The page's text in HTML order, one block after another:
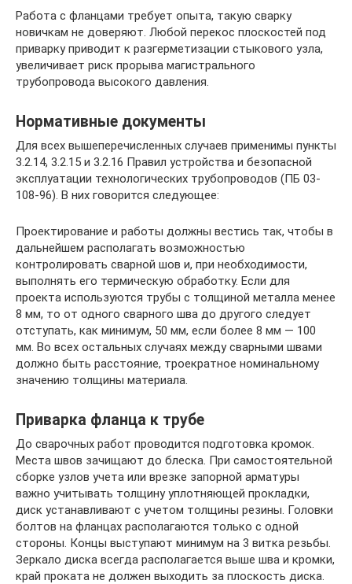
Работа с фланцами требует опыта, такую сварку
новичкам не доверяют. Любой перекос плоскостей под
приварку приводит к разгерметизации стыкового узла,
увеличивает риск прорыва магистрального
трубопровода высокого давления.
Нормативные документы
Для всех вышеперечисленных случаев применимы пункты
3.2.14, 3.2.15 и 3.2.16 Правил устройства и безопасной
эксплуатации технологических трубопроводов (ПБ 03-
108-96). В них говорится следующее:
Проектирование и работы должны вестись так, чтобы в
дальнейшем располагать возможностью
контролировать сварной шов и, при необходимости,
выполнять его термическую обработку. Если для
проекта используются трубы с толщиной металла менее
8 мм, то от одного сварного шва до другого следует
отступать, как минимум, 50 мм, если более 8 мм — 100
мм. Во всех остальных случаях между сварными швами
должно быть расстояние, троекратное номинальному
значению толщины материала.
Приварка фланца к трубе
До сварочных работ проводится подготовка кромок.
Места швов зачищают до блеска. При самостоятельной
сборке узлов учета или врезке запорной арматуры
важно учитывать толщину уплотняющей прокладки,
диск устанавливают с учетом толщины резины. Головки
болтов на фланцах располагаются только с одной
стороны. Концы выступают минимум на 3 витка резьбы.
Зеркало диска всегда располагается выше шва и кромки,
край проката не должен выходить за плоскость диска.